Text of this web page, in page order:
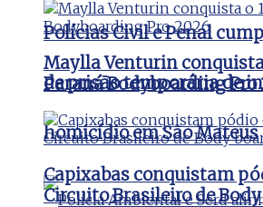
Polícias Civil e Penal
de prisão temporária de
homicídio em São Mateus
Maylla Venturin
Paraná Bodyboarding Pro
Capixabas conquistam
Circuito Brasileiro de